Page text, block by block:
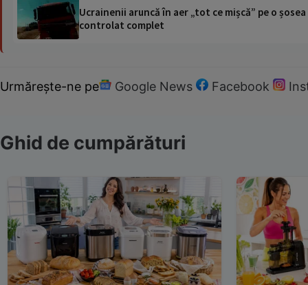
Ucrainenii aruncă în aer „tot ce mișcă” pe o
controlat complet
Urmărește-ne pe Google News Facebook
Ghid de cumpărături